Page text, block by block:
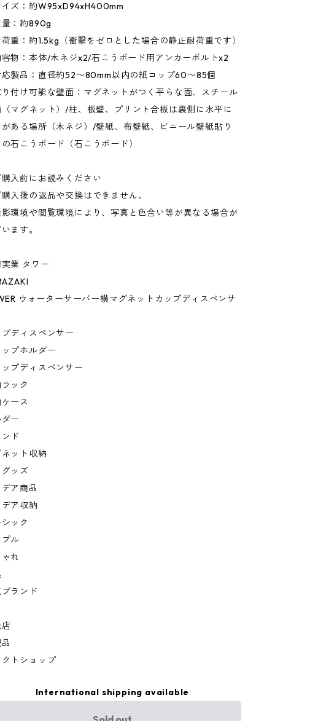
イズ：約W95xD94xH400mm
量：約890g
荷重：約1.5kg（衝撃をゼロとした場合の静止耐荷重です）
容物：本体/木ネジx2/石こうボード用アンカーボルトx2
応製品：直径約52〜80mm以内の紙コップ60〜85個
り付け可能な壁面：マグネットがつく平らな面、スチール
マグネット）/柱、板壁、プリント合板は裏側に水平に
ある場所（木ネジ）/壁紙、布壁紙、ビニール壁紙貼り
石こうボード（石こうボード）
入前にお読みください
購入後の返品や交換はできません。
影環境や閲覧環境により、写真と色合い等が異なる場合が
ます。
実業 タワー
ウォーターサーバー横マグネットカップディスペンサ
プディスペンサー
プホルダー
プディスペンサー
ック
ース
ー
ド
ット収納
ッズ
ア商品
ア収納
ック
ル
れ
ランド
トショップ
International shipping available